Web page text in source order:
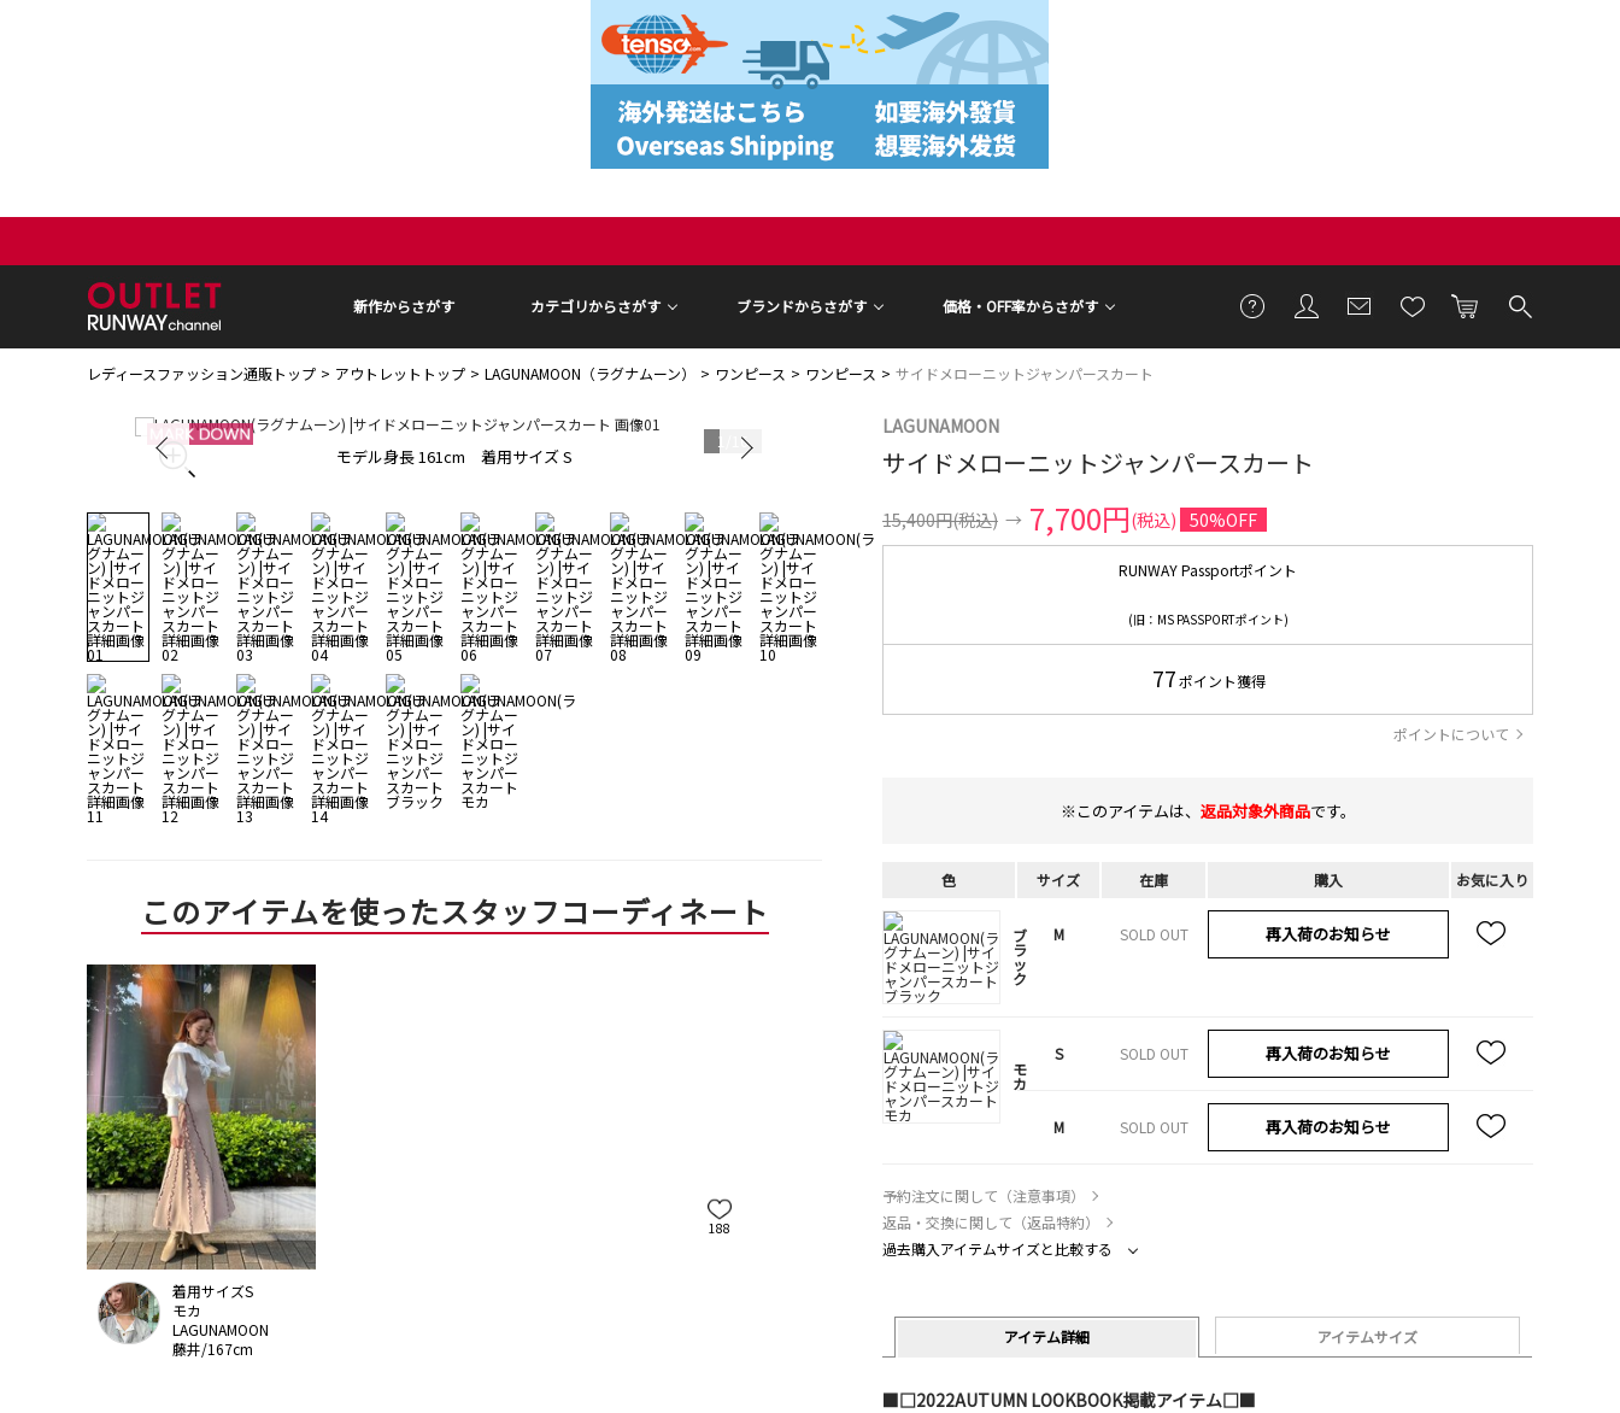
新作からさがす カテゴリからさがす ブランドからさがす 価格・OFF率からさがす
レディースファッション通販トップ アウトレットトップ LAGUNAMOON（ラグナムーン） ワンピース ワンピース サイドメローニットジャンパースカート
モデル身長 161cm 着用サイズ S モデル身長 161cm 着用サイズ S
188
1 16
このアイテムを使ったスタッフコーディネート
着用サイズS
モカ
LAGUNAMOON
藤井/167cm
LAGUNAMOON
サイドメローニットジャンパースカート
15,400円(税込) → 7,700円(税込) 50%OFF
RUNWAY Passportポイント
(旧：MS PASSPORTポイント)
77ポイント獲得
ポイントについて
※このアイテムは、 返品対象外商品です。
色 サイズ 在庫 購入 お気に入り
ブ
ラ
ッ
ク
M SOLD OUT 再入荷のお知らせ
モ
カ
S SOLD OUT 再入荷のお知らせ
M SOLD OUT 再入荷のお知らせ
予約注文に関して（注意事項）
返品・交換に関して（返品特約）
過去購入アイテムサイズと比較する
アイテム詳細 アイテムサイズ
■□2022AUTUMN LOOKBOOK掲載アイテム□■